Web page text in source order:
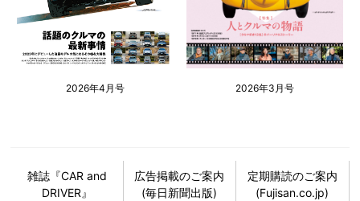
2026年4月号 2026年3月号
雑誌『CAR and
DRIVER』
広告掲載のご案内
(毎日新聞出版)
定期購読のご案内
(Fujisan.co.jp)